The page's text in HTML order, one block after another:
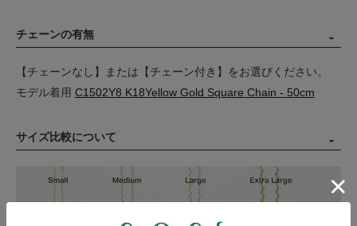
チェーンの有無
【チェーンなし】または【チェーン付き】をお選びください。
モデル着用 C1502Y8 K18Yellow Gold Square Chain - 50cm
サイズ比較について